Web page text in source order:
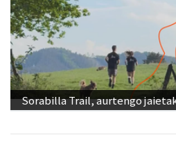
Sorabilla Trail, aurtengo